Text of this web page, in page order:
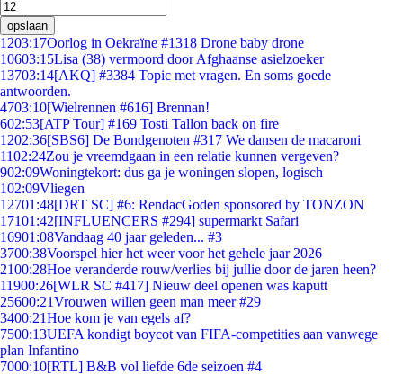
opslaan
1203:17Oorlog in Oekraïne #1318 Drone baby drone
10603:15Lisa (38) vermoord door Afghaanse asielzoeker
13703:14[AKQ] #3384 Topic met vragen. En soms goede
antwoorden.
4703:10[Wielrennen #616] Brennan!
602:53[ATP Tour] #169 Tosti Tallon back on fire
1202:36[SBS6] De Bondgenoten #317 We dansen de macaroni
1102:24Zou je vreemdgaan in een relatie kunnen vergeven?
902:09Woningtekort: dus ga je woningen slopen, logisch
102:09Vliegen
12701:48[DRT SC] #6: RendacGoden sponsored by TONZON
17101:42[INFLUENCERS #294] supermarkt Safari
16901:08Vandaag 40 jaar geleden... #3
3700:38Voorspel hier het weer voor het gehele jaar 2026
2100:28Hoe veranderde rouw/verlies bij jullie door de jaren heen?
11900:26[WLR SC #417] Nieuw deel openen was kaputt
25600:21Vrouwen willen geen man meer #29
3400:21Hoe kom je van egels af?
7500:13UEFA kondigt boycot van FIFA-competities aan vanwege
plan Infantino
7000:10[RTL] B&B vol liefde 6de seizoen #4